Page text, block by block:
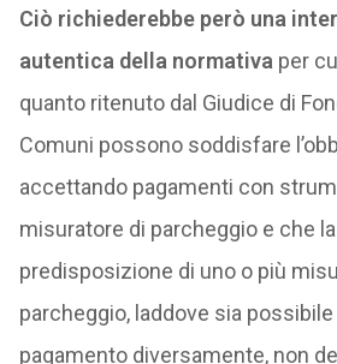
Ciò richiederebbe però una
autentica della normativa per
quanto ritenuto dal Giudice di
Comuni possono soddisfare
accettando pagamenti con
misuratore di parcheggio e che
predisposizione di uno o più
parcheggio, laddove sia
pagamento diversamente, non